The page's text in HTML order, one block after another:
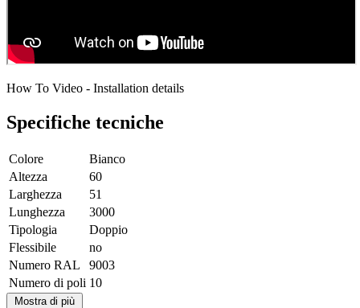
How To Video - Installation details
Specifiche tecniche
Colore
Bianco
Altezza
60
Larghezza
51
Lunghezza
3000
Tipologia
Doppio
Flessibile
no
Numero RAL
9003
Numero di poli 10
Mostra di più